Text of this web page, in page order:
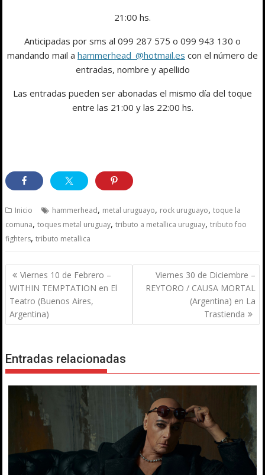
21:00 hs.
Anticipadas por sms al 099 287 575 o 099 943 130 o
mandando mail a hammerhead_@hotmail.es con el número de
entradas, nombre y apellido
Las entradas pueden ser abonadas el mismo día del toque
entre las 21:00 y las 22:00 hs.
Inicio hammerhead, metal uruguayo, rock uruguayo,toque la
comuna,toques metal uruguay,tributo a metallica uruguay,tributo foo
fighters,tributo metallica
Navegación
de
entradas
Viernes 10 de Febrero –
WITHIN TEMPTATION en El
Teatro (Buenos Aires,
Argentina)
Viernes 30 de Diciembre –
REYTORO / CAUSA MORTAL
(Argentina) en La
Trastienda
Entradas relacionadas